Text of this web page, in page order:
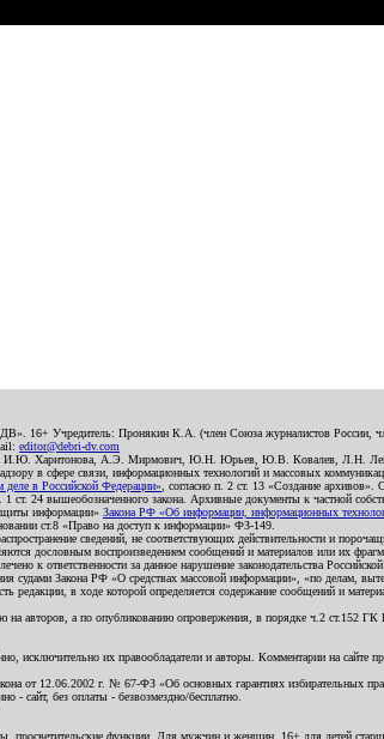
ДВ». 16+ Учредитель: Пронякин К.А. (член Союза журналистов
editor@debri-dv.com
И.Ю. Харитонова, А.Э. Мирмович, Ю.Н. Юрьев, Ю.В. Ковалев,
в сфере связи, информационных технологий и массовых
в Российской Федерации» , согласно п. 2 ст. 13 «Создание
24 вышеобозначенного закона. Архивные документы к частной
информации» Закона РФ «Об информации, информационных
ст.8 «Право на доступ к информации» ФЗ-149.
сведений, не соответствующих действительности и
дословным воспроизведением сообщений и материалов или их
к ответственности за данное нарушение законодательства
Закона РФ «О средствах массовой информации», «по делам,
редакции, в ходе которой определяется содержание сообщений и
авторов, а по опубликованию опровержения, в порядке ч.2 ст.152 ГК
исключительно их правообладатели и авторы. Комментарии на
от 12.06.2002 г. № 67-ФЗ «Об основных гарантиях избирательных
- сайт, без оплаты - безвозмездно/бесплатно.
просветительские функции. Для мужчин и женщин. 16+ для детей